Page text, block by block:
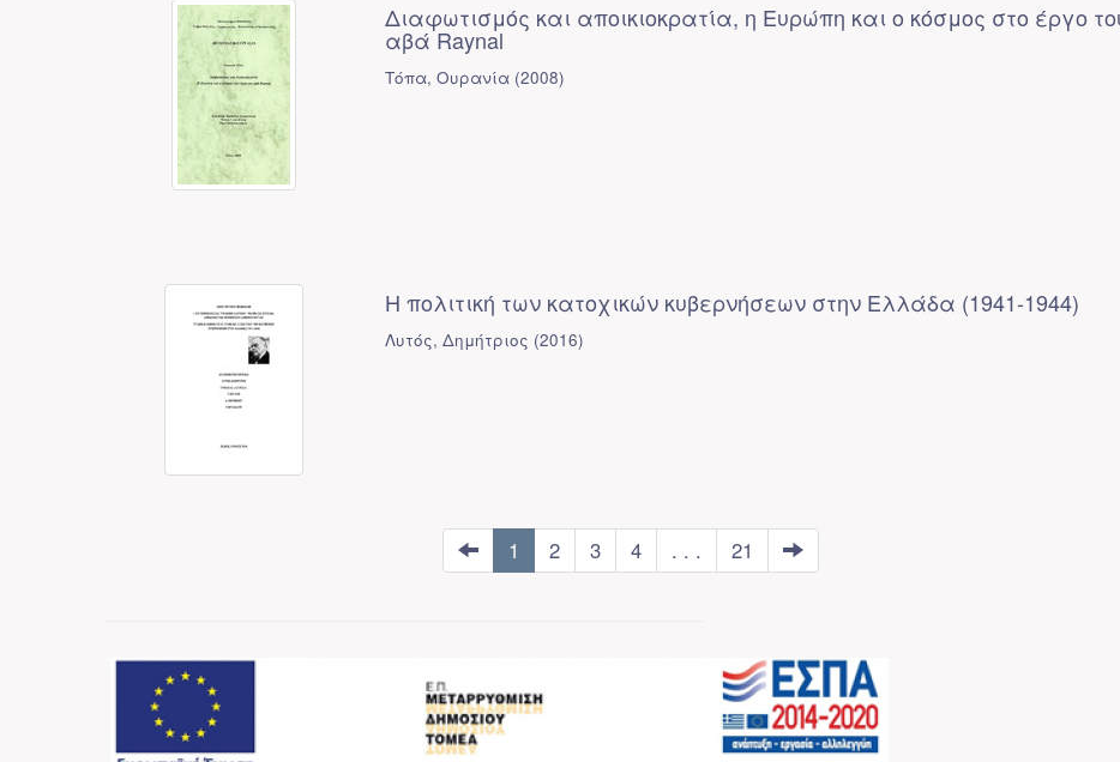
Διαφωτισμός και αποικιοκρατία, η Ευρώπη και ο κόσμος στο έργο
αβά Raynal
Τόπα, Ουρανία (2008)
Η πολιτική των κατοχικών κυβερνήσεων στην Ελλάδα (1941-1944)
Λυτός, Δημήτριος (2016)
1 2 3 4 . . . 21